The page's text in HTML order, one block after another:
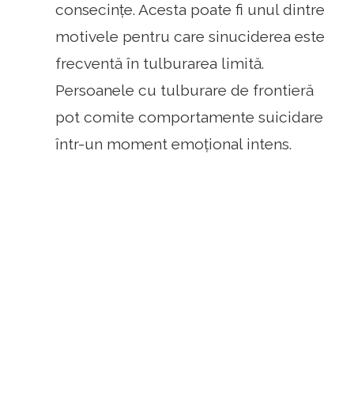
consecințe. Acesta poate fi unul dintre
motivele pentru care sinuciderea este
frecventă în tulburarea limită.
Persoanele cu tulburare de frontieră
pot comite comportamente suicidare
într-un moment emoțional intens.